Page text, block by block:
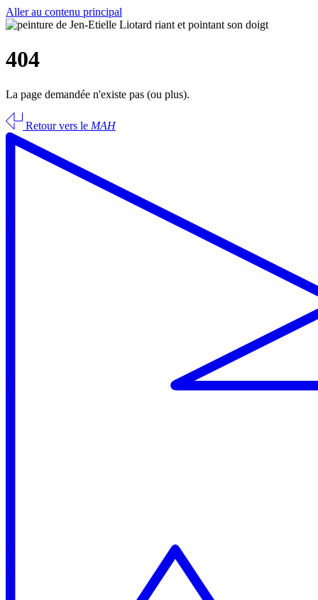
Aller au contenu principal
404
La page demandée n'existe pas (ou plus).
Retour vers le MAH